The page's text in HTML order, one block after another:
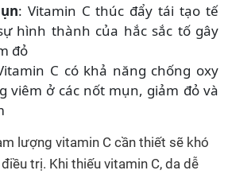
: Vitamin C thúc đẩy tái tạo tế
hình thành của hắc sắc tố gây
đỏ
C có khả năng chống oxy
viêm ở các nốt mụn, giảm đỏ và
lượng vitamin C cần thiết sẽ khó
trị. Khi thiếu vitamin C, da dễ